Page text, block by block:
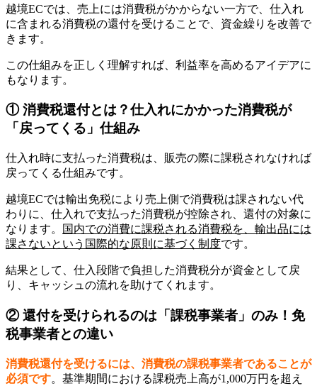
越境ECでは、売上には消費税がかからない一方で、仕入れ
に含まれる消費税の還付を受けることで、資金繰りを改善で
きます。
この仕組みを正しく理解すれば、利益率を高めるアイデアに
もなります。
① 消費税還付とは？仕入れにかかった消費税が
「戻ってくる」仕組み
仕入れ時に支払った消費税は、販売の際に課税されなければ
戻ってくる仕組みです。
​越境ECでは輸出免税により売上側で消費税は課されない代
わりに、仕入れで支払った消費税が控除され、還付の対象に
なります。
国内での消費に課税される消費税を、輸出品には
課さないという国際的な原則に基づく制度です。
​結果として、仕入段階で負担した消費税分が資金として戻
り、キャッシュの流れを助けてくれます。
② 還付を受けられるのは「課税事業者」のみ！免
税事業者との違い
消費税還付を受けるには、消費税の課税事業者であることが
必須です。基準期間における課税売上高が1,000万円を超え